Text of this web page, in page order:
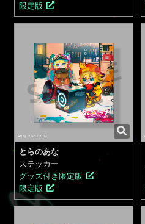
限定版
とらのあな
ステッカー
グッズ付き限定版
限定版